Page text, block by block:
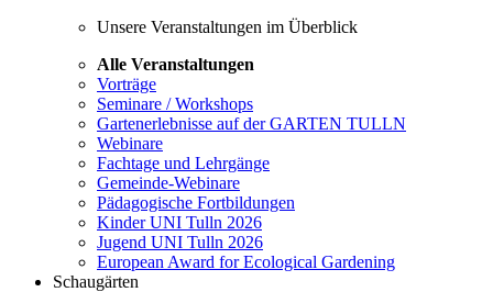
Unsere Veranstaltungen im Überblick
Alle Veranstaltungen
Vorträge
Seminare / Workshops
Gartenerlebnisse auf der GARTEN TULLN
Webinare
Fachtage und Lehrgänge
Gemeinde-Webinare
Pädagogische Fortbildungen
Kinder UNI Tulln 2026
Jugend UNI Tulln 2026
European Award for Ecological Gardening
Schaugärten